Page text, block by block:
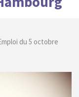
du 5 octobre